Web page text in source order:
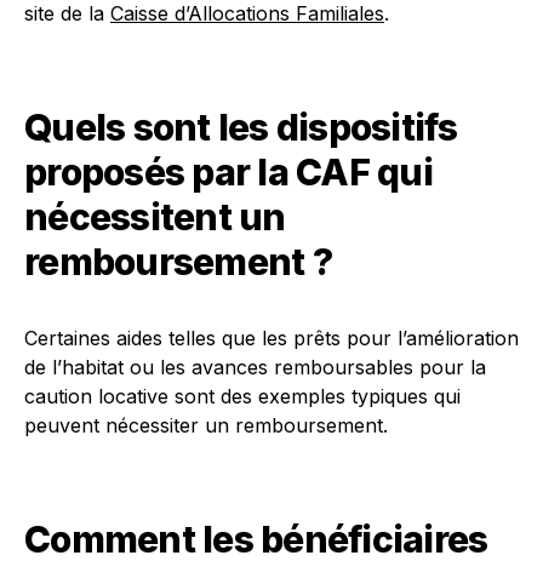
site de la Caisse d’Allocations Familiales.
Quels sont les dispositifs
proposés par la CAF qui
nécessitent un
remboursement ?
Certaines aides telles que les prêts pour l’amélioration
de l’habitat ou les avances remboursables pour la
caution locative sont des exemples typiques qui
peuvent nécessiter un remboursement.
Comment les bénéficiaires